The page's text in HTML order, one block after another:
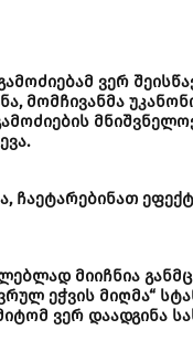
ვერ
მომჩივანმა
მიიჩნია
ეჭვის მიღმა“
ვერ დაადგინა